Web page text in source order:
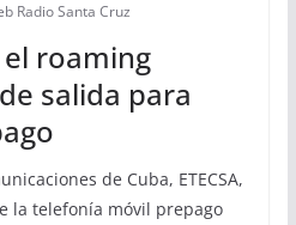
Radio Santa Cruz
el roaming
salida para
de Cuba, ETECSA,
la telefonía móvil prepago